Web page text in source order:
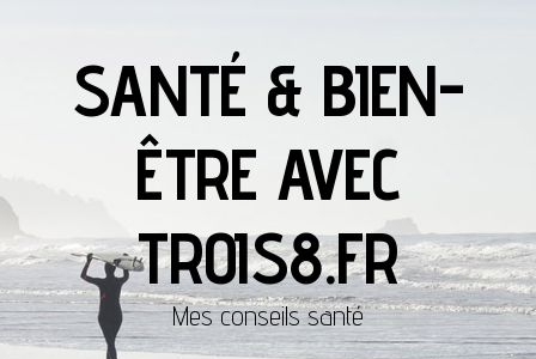
SANTÉ & BIEN-
ÊTRE AVEC
TROIS8.FR
Mes conseils santé